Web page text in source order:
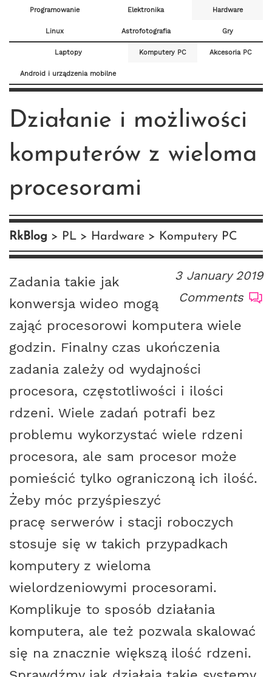
Programowanie Elektronika Hardware
Linux Astrofotografia Gry
Laptopy Komputery PC Akcesoria PC
Android i urządzenia mobilne
Działanie i możliwości
komputerów z wieloma
procesorami
RkBlog PL Hardware Komputery PC
3 January 2019
Comments
Zadania takie jak
konwersja wideo mogą
zająć procesorowi komputera wiele
godzin. Finalny czas ukończenia
zadania zależy od wydajności
procesora, częstotliwości i ilości
rdzeni. Wiele zadań potrafi bez
problemu wykorzystać wiele rdzeni
procesora, ale sam procesor może
pomieścić tylko ograniczoną ich ilość.
Żeby móc przyśpieszyć
pracę serwerów i stacji roboczych
stosuje się w takich przypadkach
komputery z wieloma
wielordzeniowymi procesorami.
Komplikuje to sposób działania
komputera, ale też pozwala skalować
się na znacznie większą ilość rdzeni.